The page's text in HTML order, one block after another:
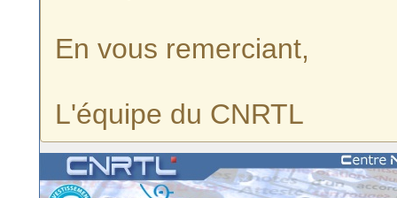
En vous remerciant,
L'équipe du CNRTL